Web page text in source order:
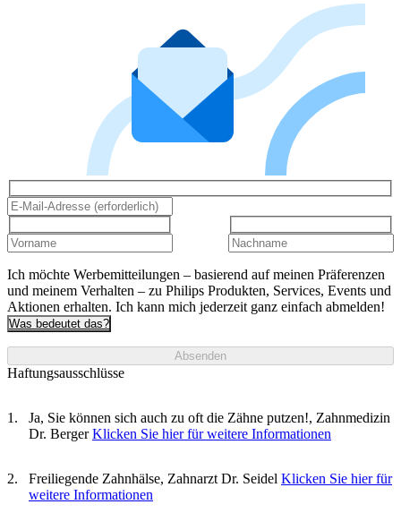
Ich möchte Werbemitteilungen – basierend auf meinen Präferenzen
und meinem Verhalten – zu Philips Produkten, Services, Events und
Aktionen erhalten. Ich kann mich jederzeit ganz einfach abmelden!
Was bedeutet das?
Absenden
Haftungsausschlüsse
Ja, Sie können sich auch zu oft die Zähne putzen!, Zahnmedizin
Dr. Berger Klicken Sie hier für weitere Informationen
Freiliegende Zahnhälse, Zahnarzt Dr. Seidel Klicken Sie hier für
weitere Informationen